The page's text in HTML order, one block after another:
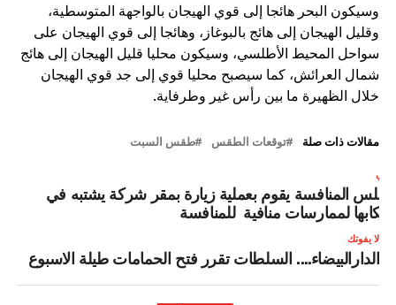
وسيكون البحر هائجا إلى قوي الهيجان بالواجهة المتوسطية،
وقليل الهيجان إلى هائج بالبوغاز، وهائجا إلى قوي الهيجان على
سواحل المحيط الأطلسي، وسيكون محليا قليل الهيجان إلى هائج
شمال العرائش، كما سيصبح محليا قوي إلى جد قوي الهيجان
خلال الظهيرة ما بين رأس غير وطرفاية.
مقالات ذات صلة توقعات الطقس طقس السبت
المنافسة يقوم بعملية زيارة بمقر شركة يشتبه في
لممارسات منافية للمنافسة
لا يفوتك
الدارالبيضاء…. السلطات تقرر فتح الحمامات طيلة الاسبوع